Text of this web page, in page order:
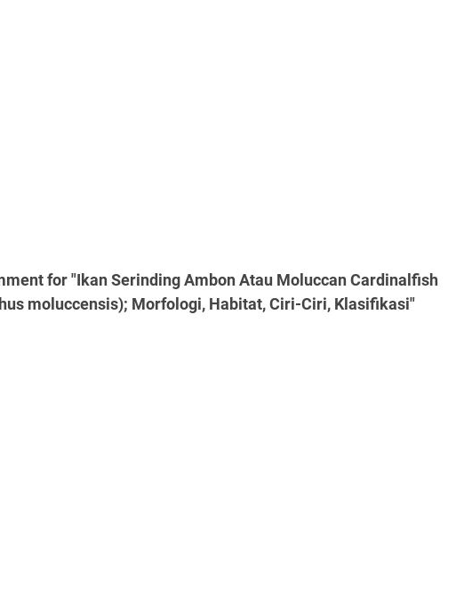
for "Ikan Serinding Ambon Atau Moluccan Cardinalfish
moluccensis); Morfologi, Habitat, Ciri-Ciri, Klasifikasi"